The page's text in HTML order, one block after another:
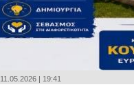
11.05.2026 | 19:41